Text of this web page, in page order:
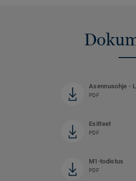
Asennusohje -
PDF
Esitteet
PDF
M1-todistus
PDF